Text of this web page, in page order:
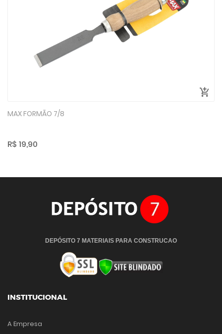
MAX FORMÃO 7/8
R$ 19,90
DEPÓSITO 7 MATERIAIS PARA CONSTRUCAO
INSTITUCIONAL
A Empresa